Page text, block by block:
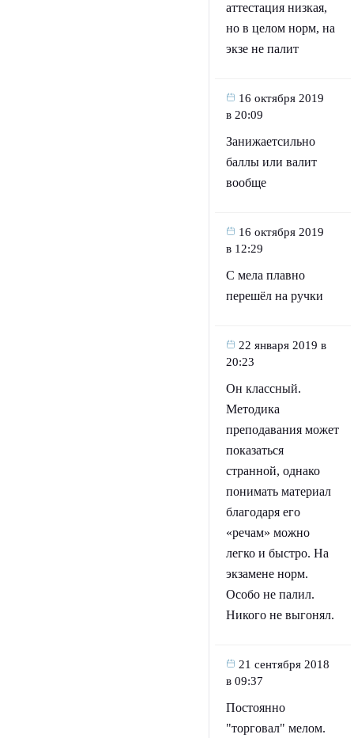
аттестация низкая,
но в целом норм, на
экзе не палит
16 октября 2019
в 20:09
Занижаетсильно
баллы или валит
вообще
16 октября 2019
в 12:29
С мела плавно
перешёл на ручки
22 января 2019 в
20:23
Он классный.
Методика
преподавания может
показаться
странной, однако
понимать материал
благодаря его
«речам» можно
легко и быстро. На
экзамене норм.
Особо не палил.
Никого не выгонял.
21 сентября 2018
в 09:37
Постоянно
"торговал" мелом.